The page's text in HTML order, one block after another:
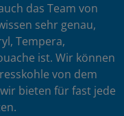
das Team von
sehr genau,
Tempera,
ist. Wir können
von dem
bieten für fast jede